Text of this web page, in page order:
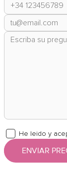
He leido y
ENVIAR